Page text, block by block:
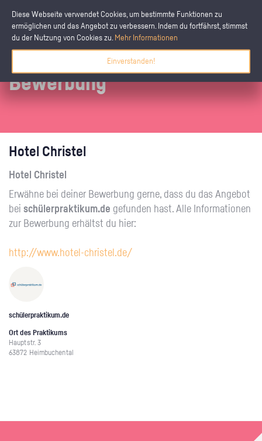
Diese Webseite verwendet Cookies, um bestimmte Funktionen zu
ermöglichen und das Angebot zu verbessern. Indem du fortfährst, stimmst
du der Nutzung von Cookies zu. Mehr Informationen
Einverstanden!
Bewerbung
Hotel Christel
Hotel Christel
Erwähne bei deiner Bewerbung gerne, dass du das Angebot
bei schülerpraktikum.de gefunden hast. Alle Informationen
zur Bewerbung erhältst du hier:
http://www.hotel-christel.de/
schülerpraktikum.de
Ort des Praktikums
Hauptstr. 3
63872 Heimbuchental